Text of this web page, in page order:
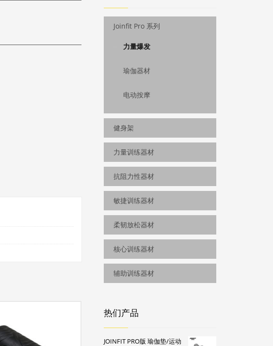
Joinfit Pro 系列
力量爆发
瑜伽器材
电动按摩
健身架
力量训练器材
抗阻力性器材
敏捷训练器材
柔韧放松器材
核心训练器材
辅助训练器材
热们产品
JOINFIT PRO版 瑜伽垫/运动